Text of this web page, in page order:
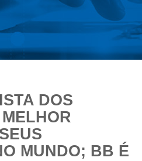
DOS
MUNDO; BB É